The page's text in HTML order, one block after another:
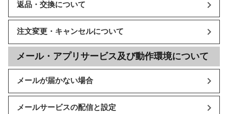
返品・交換について
注文変更・キャンセルについて
メール・アプリサービス及び動作環境について
メールが届かない場合
メールサービスの配信と設定